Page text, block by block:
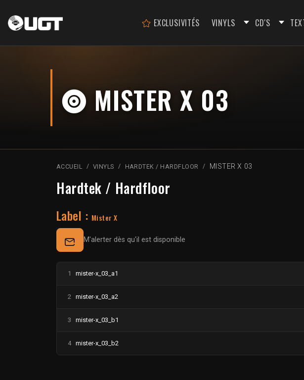
EXCLUSIVITÉS VINYLS CD'S
MISTER X 03
ACCUEIL VINYLS HARDTEK / HARDFLOOR MISTER X 03
Hardtek / Hardfloor
Label : Mister X
M'alerter dès qu'il est disponible
1 mister-x_03_a1
2 mister-x_03_a2
3 mister-x_03_b1
4 mister-x_03_b2